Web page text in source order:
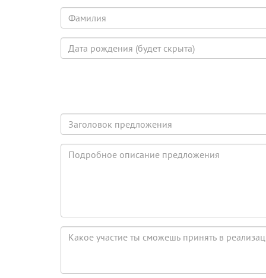
Фамилия
Дата
рождения
Заголовок
предложения
Подробное
описание
Какое
сможешь